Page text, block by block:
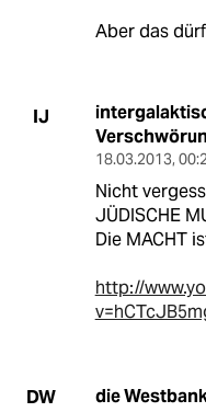
Aber das
IJ
18.03.2013,
Nicht
JÜDISCHE
Die MACHT
http://
DW die